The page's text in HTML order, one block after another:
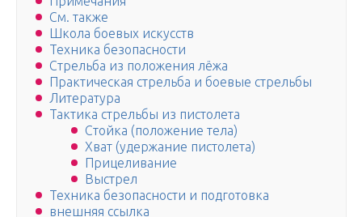
См. также
Школа боевых искусств
Техника безопасности
Стрельба из положения лёжа
Практическая стрельба и боевые стрельбы
Литература
Тактика стрельбы из пистолета
Стойка (положение тела)
Хват (удержание пистолета)
Прицеливание
Выстрел
Техника безопасности и подготовка
внешняя ссылка